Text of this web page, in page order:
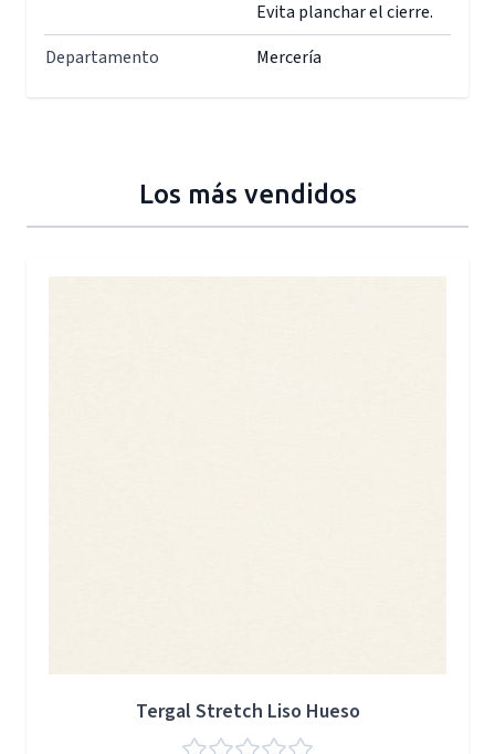
Evita planchar el cierre.
Departamento
Mercería
Los más vendidos
Tergal Stretch Liso Hueso